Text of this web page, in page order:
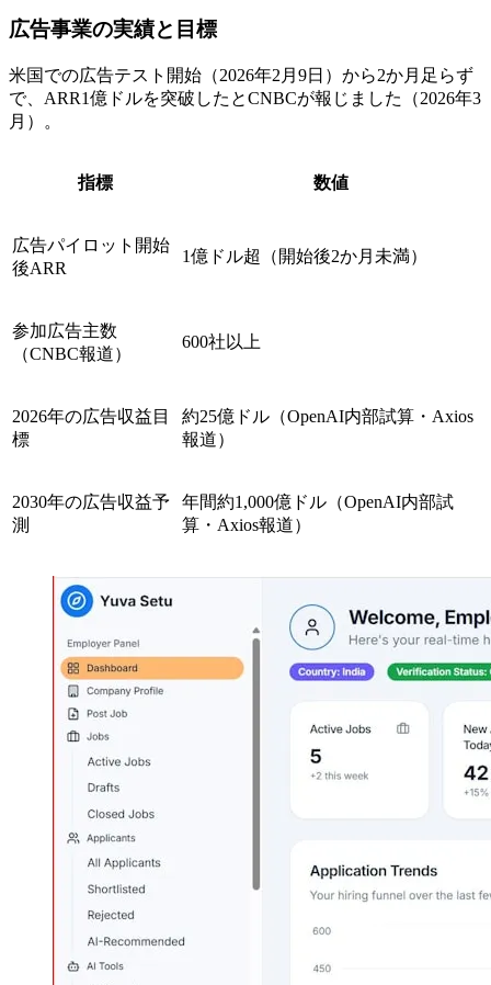
広告事業の実績と目標
米国での広告テスト開始（2026年2月9日）から2か月足らず
で、ARR1億ドルを突破したとCNBCが報じました（2026年3
月）。
指標 数値
広告パイロット開始
後ARR
1億ドル超（開始後2か月未満）
参加広告主数
（CNBC報道）
600社以上
2026年の広告収益目
標
約25億ドル（OpenAI内部試算・Axios
報道）
2030年の広告収益予
測
年間約1,000億ドル（OpenAI内部試
算・Axios報道）